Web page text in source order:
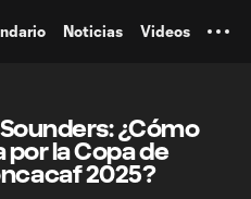
Noticias Videos
¿Cómo
por la Copa de
2025?